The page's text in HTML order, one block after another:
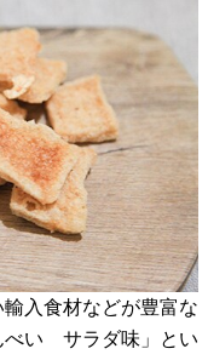
入食材などが豊富な
べい サラダ味」とい